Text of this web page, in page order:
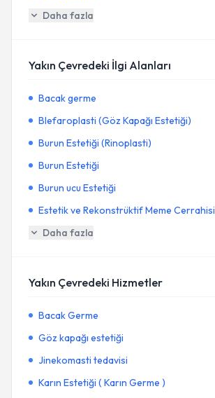
Daha fazla
Yakın Çevredeki İlgi Alanları
Bacak germe
Blefaroplasti (Göz Kapağı Estetiği)
Burun Estetiği (Rinoplasti)
Burun Estetiği
Burun ucu Estetiği
Estetik ve Rekonstrüktif Meme Cerrahisi
Daha fazla
Yakın Çevredeki Hizmetler
Bacak Germe
Göz kapağı estetiği
Jinekomasti tedavisi
Karın Estetiği ( Karın Germe )